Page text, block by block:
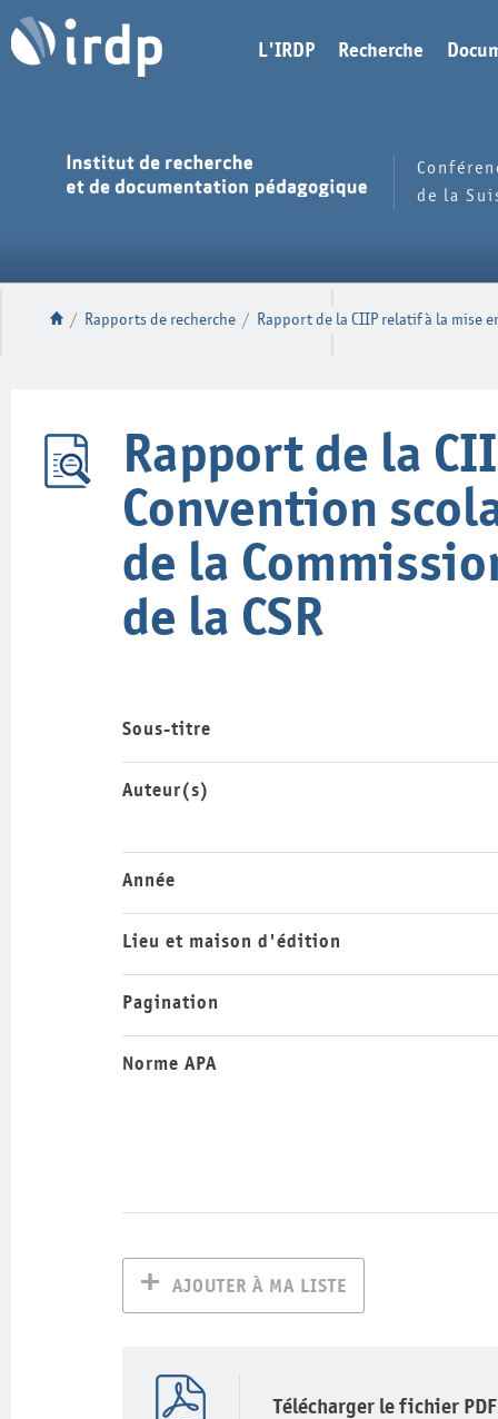
L'IRDP Recherche
de la
/ Rapports de recherche / Rapport de la CIIP relatif à la mise
Rapport de la
Convention
de la
de la CSR
Sous-titre
Auteur(s)
Année
Lieu et maison d'édition
Pagination
Norme APA
AJOUTER À MA LISTE
Télécharger le fichier PDF